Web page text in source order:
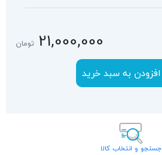
21,000,000 تومان
افزودن به سبد خرید
جستجو و انتخاب کالا